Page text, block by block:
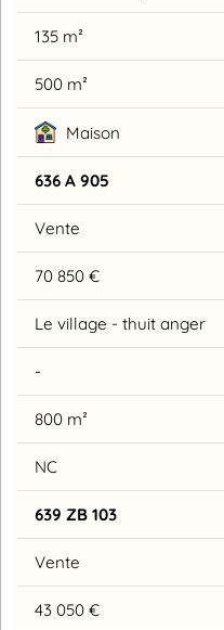
135 m²
500 m²
Maison
636 A 905
Vente
70 850 €
Le village - thuit anger
-
800 m²
NC
639 ZB 103
Vente
43 050 €